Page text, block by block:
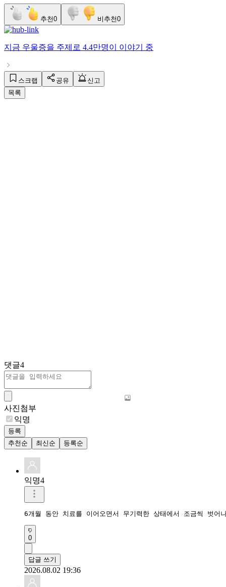
추천0 비추천0
지금 우울증을 주제로 4.4만명이 이야기 중
스크랩 공유
신고
목록
댓글4
사진첨부
익명
등록
추천순
최신순 등록순
익명4
6개월 동안 치료를 이어오면서 무기력한 상태에서 조금씩 벗
0
답글 쓰기
2026.08.02 19:36